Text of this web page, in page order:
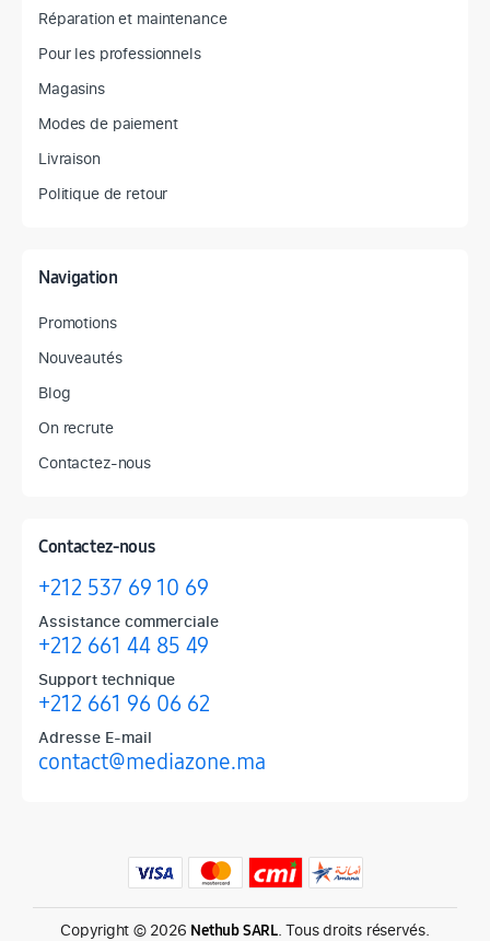
Réparation et maintenance
Pour les professionnels
Magasins
Modes de paiement
Livraison
Politique de retour
Navigation
Promotions
Nouveautés
Blog
On recrute
Contactez-nous
Contactez-nous
+212 537 69 10 69
Assistance commerciale
+212 661 44 85 49
Support technique
+212 661 96 06 62
Adresse E-mail
contact@mediazone.ma
Produits phares chez Mediazone
Retrouvez chez Mediazone les références incontournables :
Copyright © 2026 Nethub SARL. Tous droits réservés.